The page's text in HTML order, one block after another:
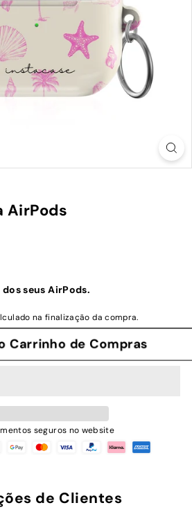
AirPods
seus AirPods.
na finalização da compra.
Carrinho de Compras
seguros no website
de Clientes